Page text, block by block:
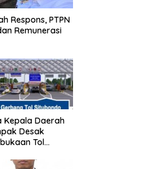
Respons, PTPN
Remunerasi
Kepala Daerah
Desak
Tol
Kawal Aspirasi